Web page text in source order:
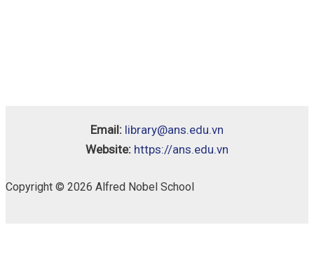
Email: library@ans.edu.vn
Website: https://ans.edu.vn
Copyright © 2026 Alfred Nobel School